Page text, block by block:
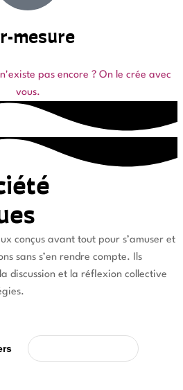
mesure
pas encore ? On le crée avec
vous.
conçus avant tout pour s’amuser et
sans s’en rendre compte. Ils
discussion et la réflexion collective